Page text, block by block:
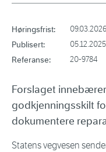
Høringsfrist: 09.03.2026
Publisert: 05.12.2025
Referanse: 20-9784
Forslaget
godkjenningsskilt
dokumentere
Statens vegvesen